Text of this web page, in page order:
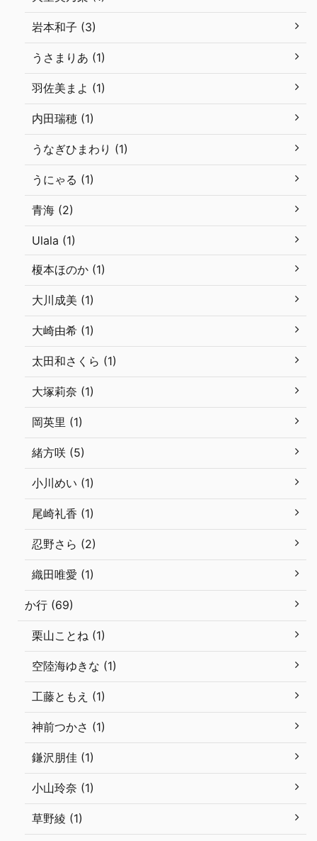
岩本和子 (3)
うさまりあ (1)
羽佐美まよ (1)
内田瑞穂 (1)
うなぎひまわり (1)
うにゃる (1)
青海 (2)
Ulala (1)
榎本ほのか (1)
大川成美 (1)
大崎由希 (1)
太田和さくら (1)
大塚莉奈 (1)
岡英里 (1)
緒方咲 (5)
小川めい (1)
尾崎礼香 (1)
忍野さら (2)
織田唯愛 (1)
か行 (69)
栗山ことね (1)
空陸海ゆきな (1)
工藤ともえ (1)
神前つかさ (1)
鎌沢朋佳 (1)
小山玲奈 (1)
草野綾 (1)